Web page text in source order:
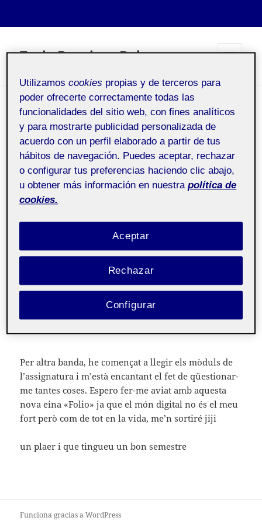
Tania Benaiges Bolea
PRESENTACIÓ TANIA
BENAIGES BOLEA
Pública
Hola companys;
El meu nom és Tania tinc 38 anys i soc estudiant del
grau de llengua i literatura
em vull dedicar a la docència ja que és el que em
realitza professionalment.
Per altra banda, he començat a llegir els mòduls de
l’assignatura i m’està encantant el fet de qüestionar-
me tantes coses. Espero fer-me aviat amb aquesta
nova eina «Folio» ja que el món digital no és el meu
fort però com de tot en la vida, me’n sortiré jiji
un plaer i que tingueu un bon semestre
Funciona gracias a WordPress
Utilizamoscookies propias y de terceros para
poder ofrecerte correctamente todas las
funcionalidades del sitio web, con fines analíticos
y para mostrarte publicidad personalizada de
acuerdo con un perfil elaborado a partir de tus
hábitos de navegación. Puedes aceptar, rechazar
o configurar tus preferencias haciendo clic abajo,
u obtener más información en nuestra política de
cookies.
Rechazar
Aceptar
Configurar